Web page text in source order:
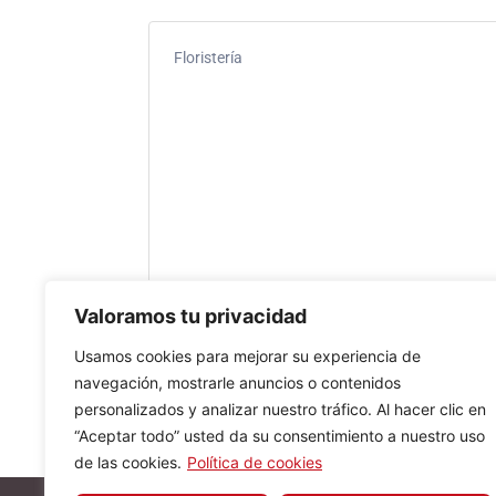
Valoramos tu privacidad
Usamos cookies para mejorar su experiencia de
navegación, mostrarle anuncios o contenidos
personalizados y analizar nuestro tráfico. Al hacer clic en
“Aceptar todo” usted da su consentimiento a nuestro uso
de las cookies. Política de cookies
Floristería